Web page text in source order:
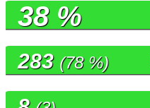
38 %
283 (78 %)